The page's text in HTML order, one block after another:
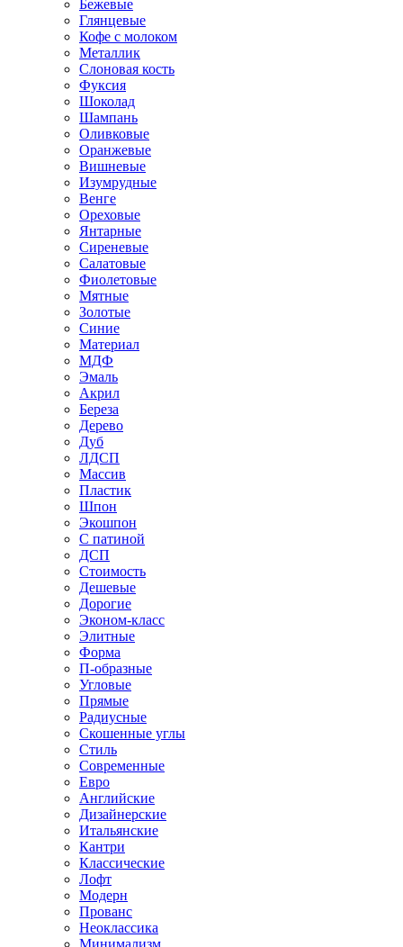
Бежевые
Глянцевые
Кофе с молоком
Металлик
Слоновая кость
Фуксия
Шоколад
Шампань
Оливковые
Оранжевые
Вишневые
Изумрудные
Венге
Ореховые
Янтарные
Сиреневые
Салатовые
Фиолетовые
Мятные
Золотые
Синие
Материал
МДФ
Эмаль
Акрил
Береза
Дерево
Дуб
ЛДСП
Массив
Пластик
Шпон
Экошпон
С патиной
ДСП
Стоимость
Дешевые
Дорогие
Эконом-класс
Элитные
Форма
П-образные
Угловые
Прямые
Радиусные
Скошенные углы
Стиль
Современные
Евро
Английские
Дизайнерские
Итальянские
Кантри
Классические
Лофт
Модерн
Прованс
Неоклассика
Минимализм